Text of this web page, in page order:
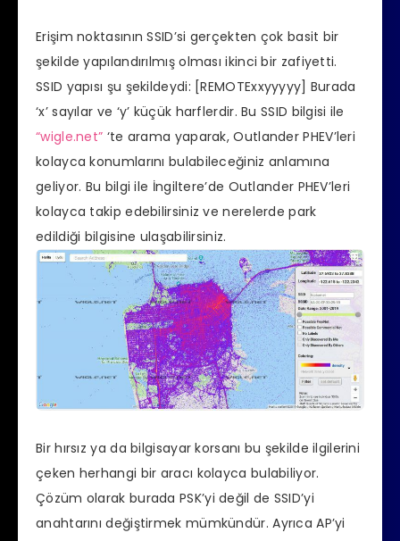
Erişim noktasının SSID’si gerçekten çok basit bir
şekilde yapılandırılmış olması ikinci bir zafiyetti.
SSID yapısı şu şekildeydi: [REMOTExxyyyyy] Burada
‘x’ sayılar ve ‘y’ küçük harflerdir. Bu SSID bilgisi ile
“wigle.net” ‘te arama yaparak, Outlander PHEV’leri
kolayca konumlarını bulabileceğiniz anlamına
geliyor. Bu bilgi ile İngiltere’de Outlander PHEV’leri
kolayca takip edebilirsiniz ve nerelerde park
edildiği bilgisine ulaşabilirsiniz.
Bir hırsız ya da bilgisayar korsanı bu şekilde ilgilerini
çeken herhangi bir aracı kolayca bulabiliyor.
Çözüm olarak burada PSK’yi değil de SSID’yi
anahtarını değiştirmek mümkündür. Ayrıca AP’yi